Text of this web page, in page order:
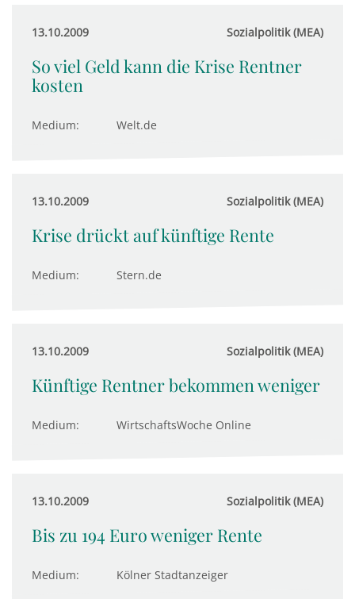
13.10.2009 Sozialpolitik (MEA)
So viel Geld kann die Krise Rentner
kosten
Medium: Welt.de
13.10.2009 Sozialpolitik (MEA)
Krise drückt auf künftige Rente
Medium: Stern.de
13.10.2009 Sozialpolitik (MEA)
Künftige Rentner bekommen weniger
Medium: WirtschaftsWoche Online
13.10.2009 Sozialpolitik (MEA)
Bis zu 194 Euro weniger Rente
Medium: Kölner Stadtanzeiger